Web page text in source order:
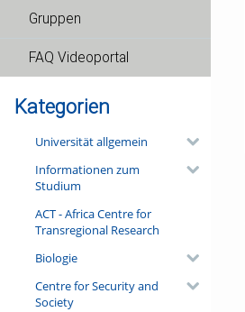
Gruppen
FAQ Videoportal
Kategorien
Universität allgemein
Informationen zum
Studium
ACT - Africa Centre for
Transregional Research
Biologie
Centre for Security and
Society